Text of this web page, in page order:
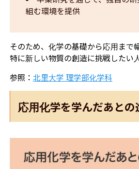
組む環境を提供
そのため、化学の基礎から応用まで
特に新しい物質の創造に挑戦したい
参照： 北里大学 理学部化学科
応用化学を学んだあとの